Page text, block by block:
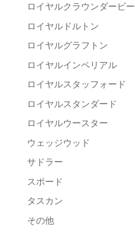
ロイヤルクラウンダービー
ロイヤルドルトン
ロイヤルグラフトン
ロイヤルインペリアル
ロイヤルスタッフォード
ロイヤルスタンダード
ロイヤルウースター
ウェッジウッド
サドラー
スポード
タスカン
その他